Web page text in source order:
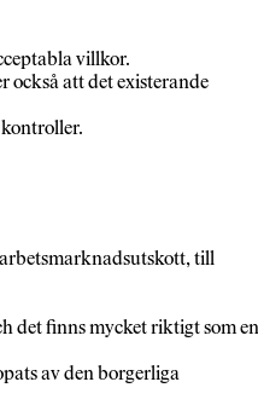
villkor.
också att det existerande
till
det finns mycket riktigt som en
av den borgerliga